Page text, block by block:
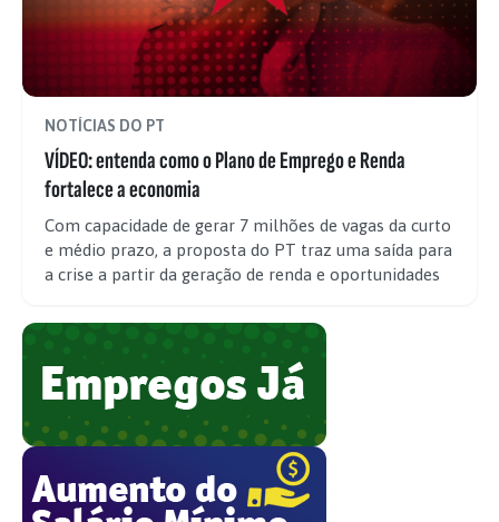
NOTÍCIAS DO PT
VÍDEO: entenda como o Plano de Emprego e Renda
fortalece a economia
Com capacidade de gerar 7 milhões de vagas da curto
e médio prazo, a proposta do PT traz uma saída para
a crise a partir da geração de renda e oportunidades